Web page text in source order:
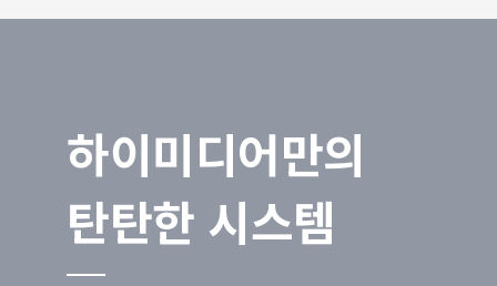
하이미디어만의
탄탄한 시스템